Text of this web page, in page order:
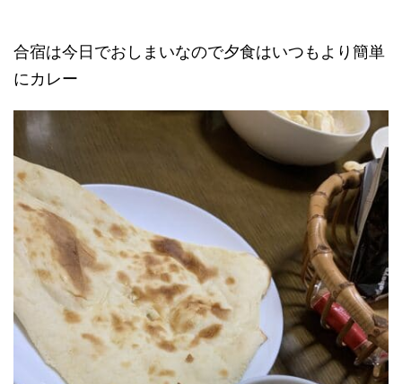
合宿は今日でおしまいなので夕食はいつもより簡単
にカレー